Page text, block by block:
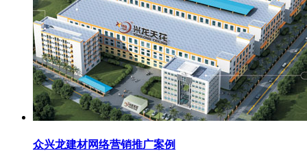
众兴龙建材网络营销推广案例